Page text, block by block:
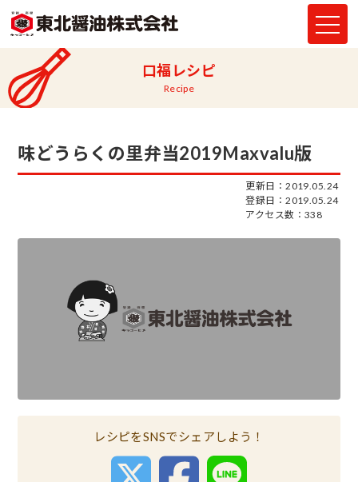
口福レシピ
Recipe
味どうらくの里弁当2019Maxvalu版
更新日：2019.05.24
登録日：2019.05.24
アクセス数：338
レシピをSNSでシェアしよう！